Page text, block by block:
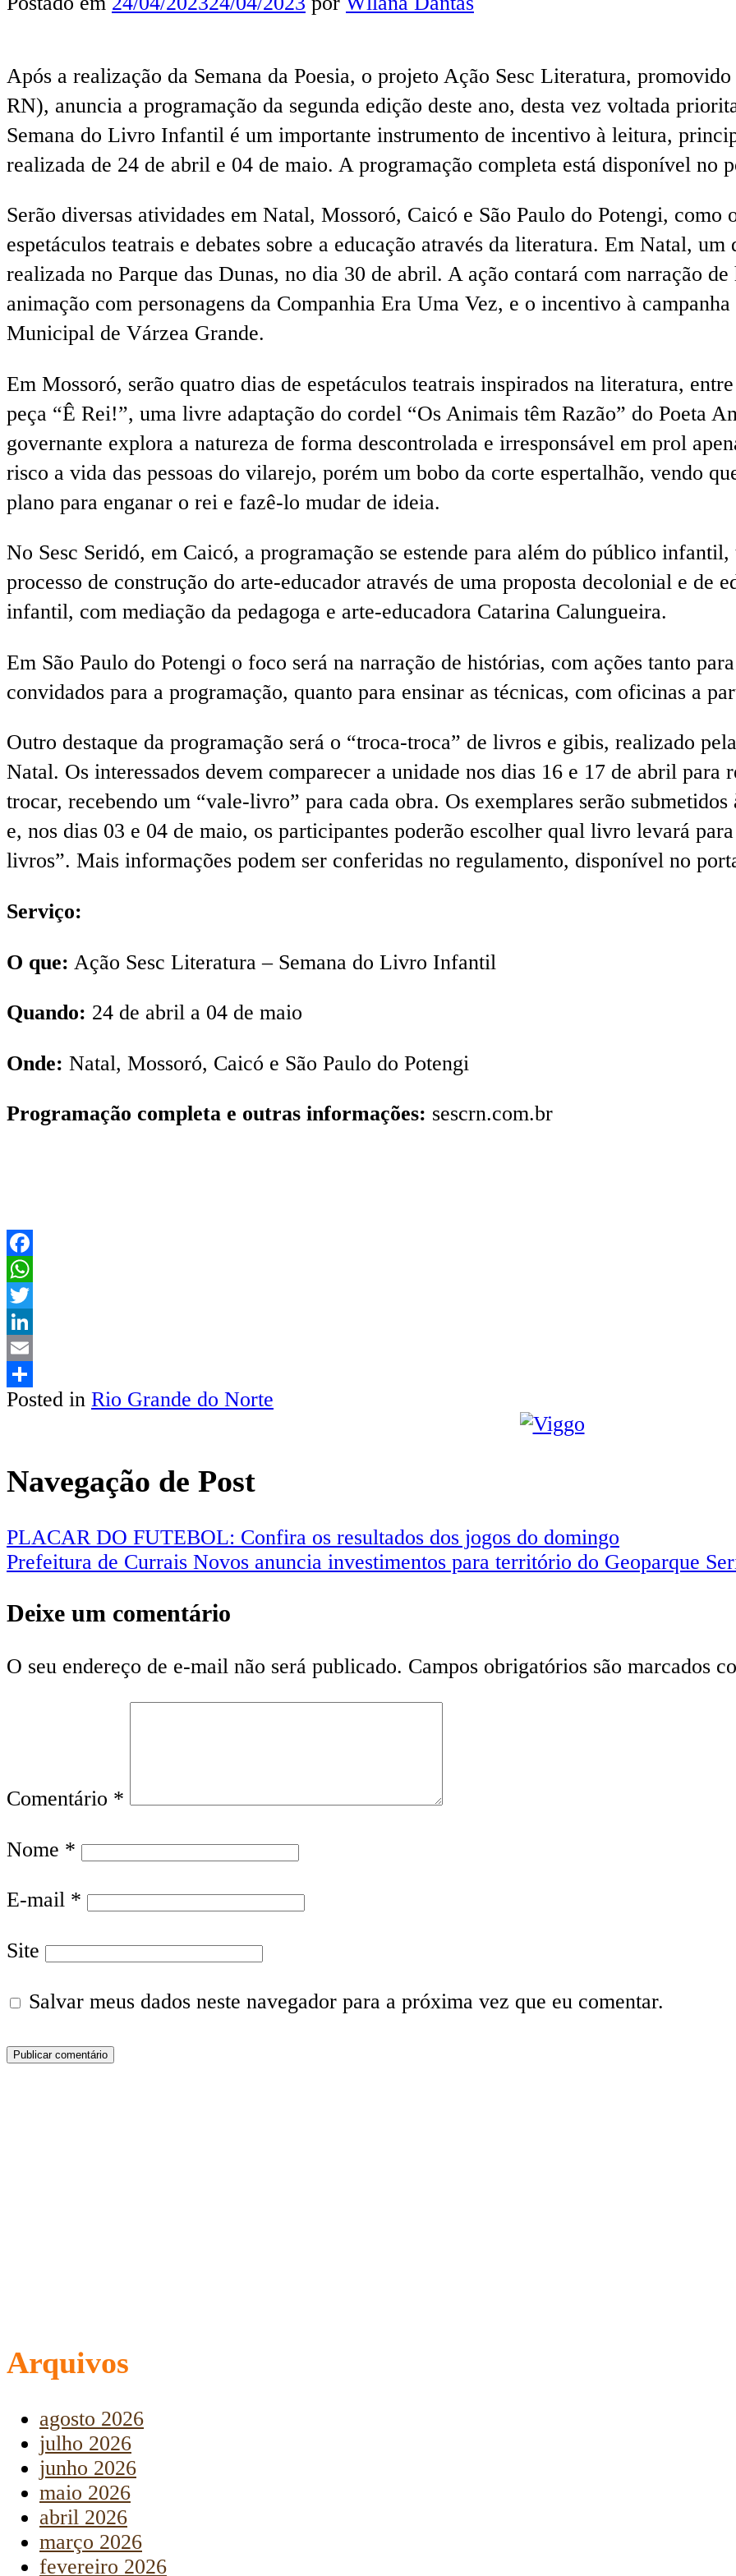
Após a realização da Semana da Poesia, o projeto Ação Sesc Literatura,
RN), anuncia a programação da segunda edição deste ano, desta vez voltada
Semana do Livro Infantil é um importante instrumento de incentivo à leitura,
realizada de 24 de abril e 04 de maio. A programação completa está disponível no
Serão diversas atividades em Natal, Mossoró, Caicó e São Paulo do Potengi, como
espetáculos teatrais e debates sobre a educação através da literatura. Em Natal, um
realizada no Parque das Dunas, no dia 30 de abril. A ação contará com narração
animação com personagens da Companhia Era Uma Vez, e o incentivo à
Municipal de Várzea Grande.
Em Mossoró, serão quatro dias de espetáculos teatrais inspirados na literatura,
peça “Ê Rei!”, uma livre adaptação do cordel “Os Animais têm Razão” do Poeta
governante explora a natureza de forma descontrolada e irresponsável em prol
risco a vida das pessoas do vilarejo, porém um bobo da corte espertalhão, vendo
plano para enganar o rei e fazê-lo mudar de ideia.
No Sesc Seridó, em Caicó, a programação se estende para além do público
processo de construção do arte-educador através de uma proposta decolonial e de
infantil, com mediação da pedagoga e arte-educadora Catarina Calungueira.
Em São Paulo do Potengi o foco será na narração de histórias, com ações tanto
convidados para a programação, quanto para ensinar as técnicas, com oficinas a
Outro destaque da programação será o “troca-troca” de livros e gibis, realizado
Natal. Os interessados devem comparecer a unidade nos dias 16 e 17 de abril para
trocar, recebendo um “vale-livro” para cada obra. Os exemplares serão
e, nos dias 03 e 04 de maio, os participantes poderão escolher qual livro levará
livros”. Mais informações podem ser conferidas no regulamento, disponível no
Serviço:
O que: Ação Sesc Literatura – Semana do Livro Infantil
Quando: 24 de abril a 04 de maio
Onde: Natal, Mossoró, Caicó e São Paulo do Potengi
Programação completa e outras informações: sescrn.com.br
Facebook
WhatsApp
Twitter
LinkedIn
Email
Share
Posted in Rio Grande do Norte
Navegação de Post
PLACAR DO FUTEBOL: Confira os resultados dos jogos do domingo
Prefeitura de Currais Novos anuncia investimentos para território do Geoparque
Deixe um comentário
O seu endereço de e-mail não será publicado. Campos obrigatórios são marcados
Comentário *
Nome *
E-mail *
Site
Salvar meus dados neste navegador para a próxima vez que eu comentar.
Arquivos
agosto 2026
julho 2026
junho 2026
maio 2026
abril 2026
março 2026
fevereiro 2026